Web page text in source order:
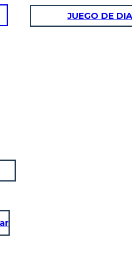
JUEGO DE